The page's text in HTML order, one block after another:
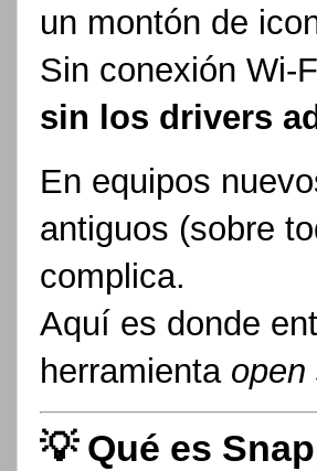
un montón de
Sin conexión Wi-
sin los drivers
En equipos
antiguos (sobre
complica.
Aquí es donde
herramienta open
💡 Qué es